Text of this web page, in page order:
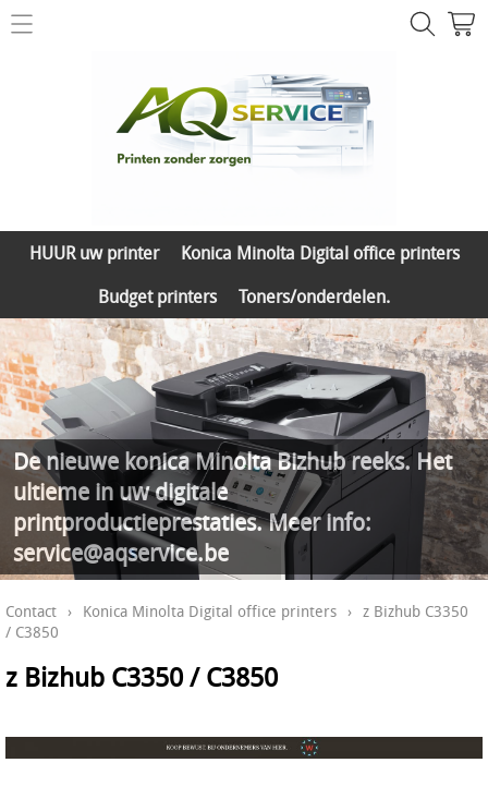
Printer herstelling
Konica Minolta Digital office printers
Toners/onderdelen.
HUUR uw printer
Konica Minolta Digital office printers
Budget printers
Toners/onderdelen.
De nieuwe konica Minolta Bizhub reeks. Het
ultieme in uw digitale
printproductieprestaties. Meer info:
service@aqservice.be
Contact › Konica Minolta Digital office printers › z Bizhub C3350
/ C3850
z Bizhub C3350 / C3850